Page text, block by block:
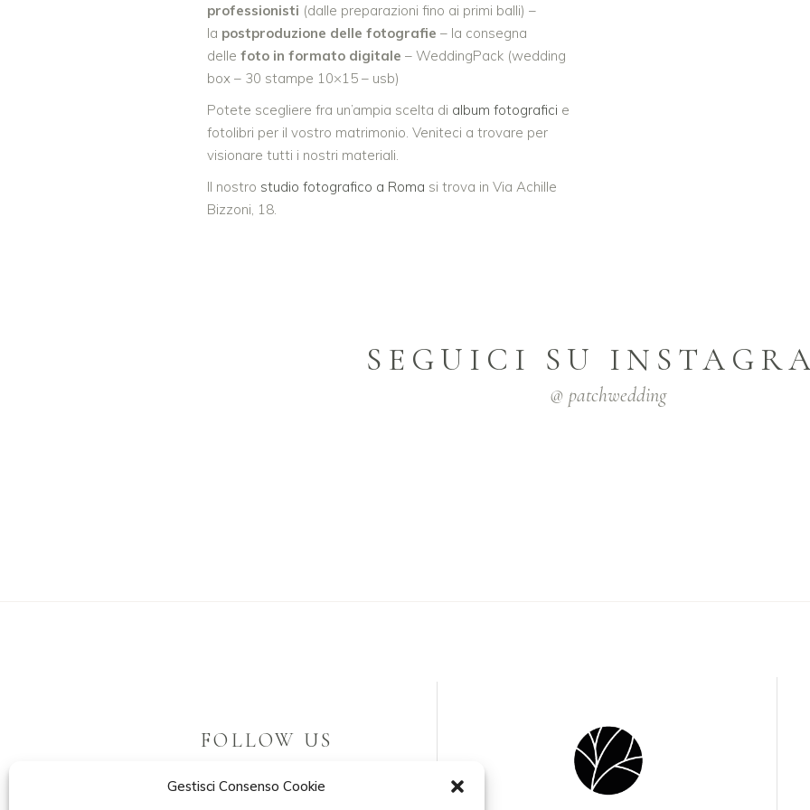
Gestisci Consenso Cookie
professionisti (dalle preparazioni fino ai primi balli) –
la postproduzione delle fotografie – la consegna
delle foto in formato digitale – WeddingPack (wedding
box – 30 stampe 10×15 – usb)
Potete scegliere fra un’ampia scelta di album fotografici e
fotolibri per il vostro matrimonio. Veniteci a trovare per
visionare tutti i nostri materiali.
Il nostro studio fotografico a Roma si trova in Via Achille
Bizzoni, 18.
SEGUICI SU
@ patchwedding
FOLLOW US